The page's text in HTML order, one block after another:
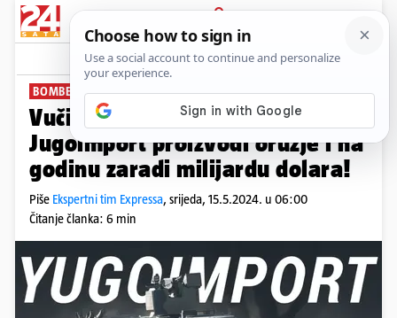
PRIJAVA
News Komentari
BOMBE, PUŠKE, NAGAZNE MINE... PLUS+
Vučićeva tajna 'fabrika para':
Jugoimport proizvodi oružje i na
godinu zaradi milijardu dolara!
Piše Ekspertni tim Expressa, srijeda, 15.5.2024. u 06:00
Čitanje članka: 6 min